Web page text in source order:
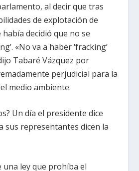
al decir que tras
de explotación de
decidió que no se
«No va a haber ‘fracking’
Tabaré Vázquez por
perjudicial para la
medio ambiente.
Un día el presidente dice
sus representantes dicen la
una ley que prohíba el